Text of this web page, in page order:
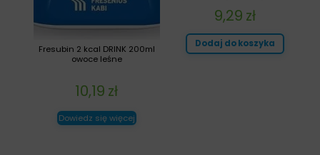
9,29 zł
Dodaj do koszyka
Fresubin 2 kcal DRINK 200ml
owoce leśne
10,19 zł
Dowiedz się więcej